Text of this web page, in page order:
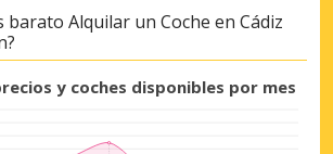
barato Alquilar un Coche en Cádiz
y coches disponibles por mes
especiales